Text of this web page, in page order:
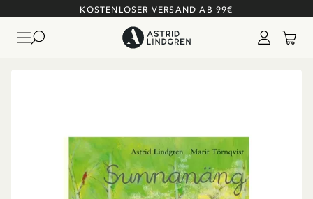
KOSTENLOSER VERSAND AB 99€